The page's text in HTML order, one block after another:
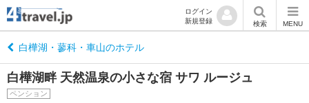
ログイン
新規登録
検索 MENU
白樺湖・蓼科・車山のホテル
白樺湖畔 天然温泉の小さな宿 サワ ルージュ
ペンション